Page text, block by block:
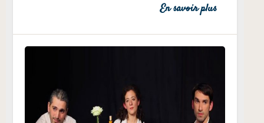
En savoir plus